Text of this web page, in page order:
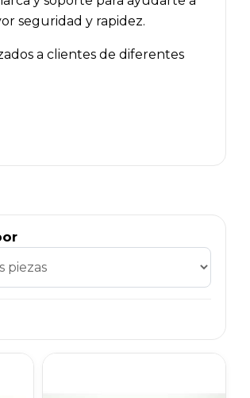
seguridad y rapidez.
a clientes de diferentes